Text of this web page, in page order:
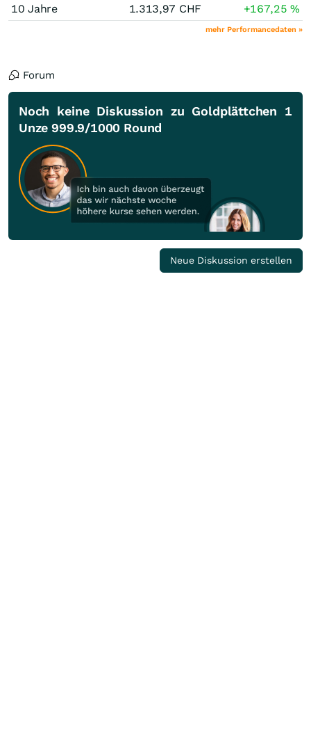
10 Jahre
1.313,97 CHF +167,25%
mehr Performancedaten »
Forum
Noch keine Diskussion zu Goldplättchen 1
Unze 999.9/1000 Round
Neue Diskussion erstellen